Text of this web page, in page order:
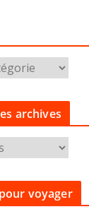
archives
voyager